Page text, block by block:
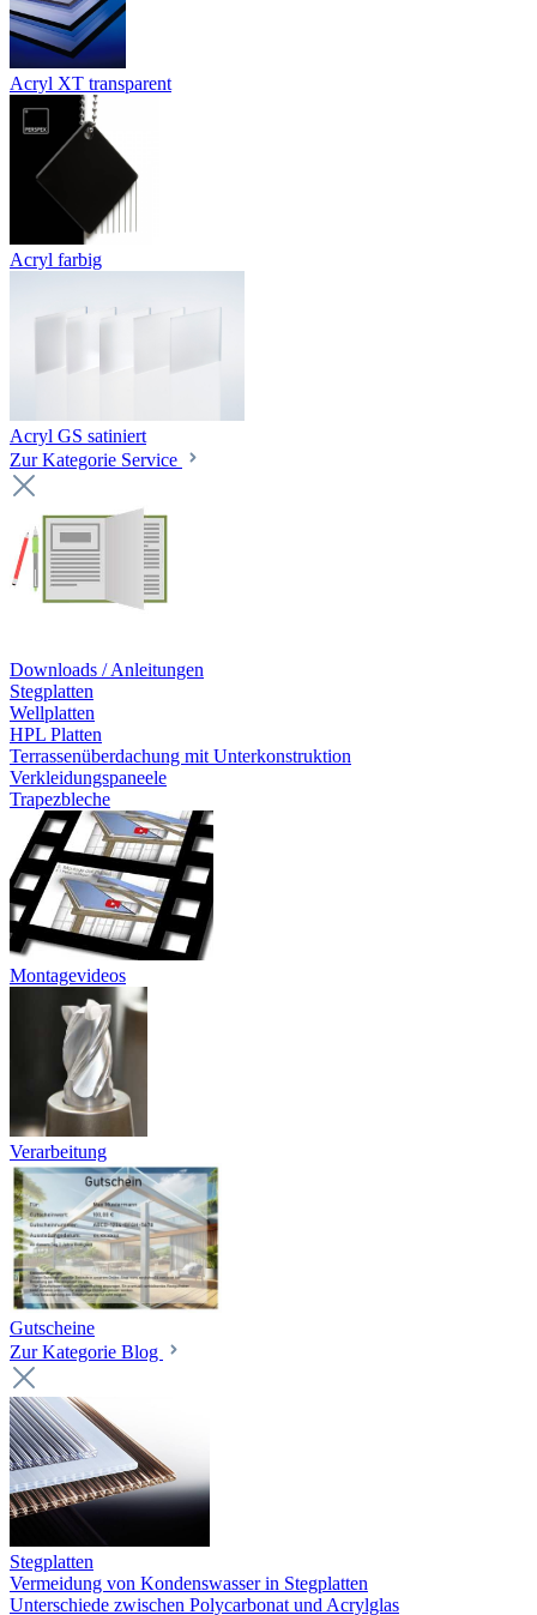
Acryl XT transparent
Acryl farbig
Acryl GS satiniert
Zur Kategorie Service
Downloads / Anleitungen
Stegplatten
Wellplatten
HPL Platten
Terrassenüberdachung mit Unterkonstruktion
Verkleidungspaneele
Trapezbleche
Montagevideos
Verarbeitung
Gutscheine
Zur Kategorie Blog
Stegplatten
Vermeidung von Kondenswasser in Stegplatten
Unterschiede zwischen Polycarbonat und Acrylglas